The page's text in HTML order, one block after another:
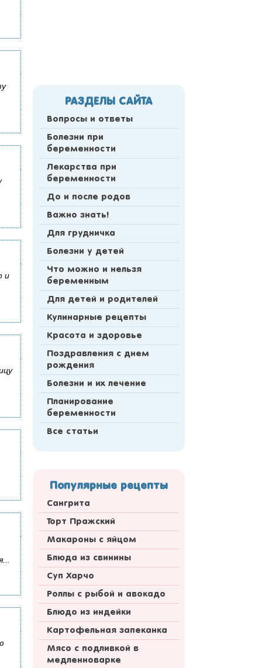
и
РАЗДЕЛЫ САЙТА
Вопросы и ответы
Болезни при
беременности
Лекарства при
беременности
До и после родов
Важно знать!
Для грудничка
Болезни у детей
Что можно и нельзя
беременным
Для детей и родителей
Кулинарные рецепты
Красота и здоровье
Поздравления с днем
рождения
Болезни и их лечение
Планирование
беременности
Все статьи
Популярные рецепты
Сангрита
Торт Пражский
Макароны с яйцом
Блюда из свинины
Суп Харчо
Роллы с рыбой и авокадо
Блюдо из индейки
Картофельная запеканка
Мясо с подливкой в
медленноварке